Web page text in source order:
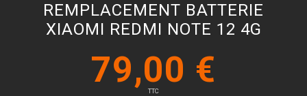
REMPLACEMENT BATTERIE
XIAOMI REDMI NOTE 12 4G
79,00 €
TTC